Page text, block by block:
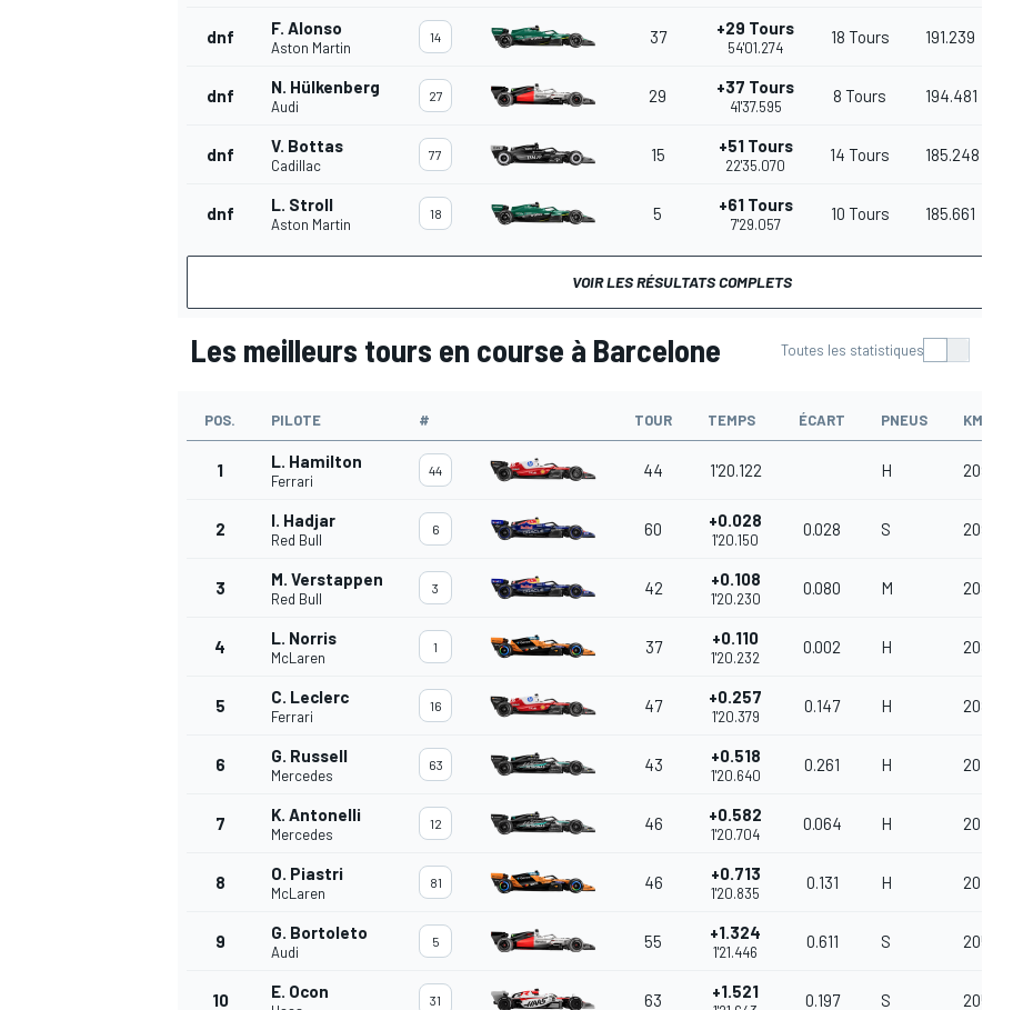
AUTRES CHAMPIONNATS
dnf F. Alonso
Aston Martin
14 37 +29 Tours
54'01.274
18 Tours 191.239
dnf N. Hülkenberg
Audi
27 29 +37 Tours
41'37.595
8 Tours 194.481
dnf V. Bottas
Cadillac
77 15 +51 Tours
22'35.070
14 Tours 185.248
dnf L. Stroll
Aston Martin
18 5 +61 Tours
7'29.057
10 Tours 185.661
VOIR LES RÉSULTATS COMPLETS
Les meilleurs tours en course à Barcelone Toutes les statistiques
POS. PILOTE # TOUR TEMPS ÉCART PNEUS KM/H
1 L. Hamilton
Ferrari
44 44 1'20.122 H 209.245
2 I. Hadjar
Red Bull
6 60 +0.028
1'20.150
0.028 S 209.172
3 M. Verstappen
Red Bull
3 42 +0.108
1'20.230
0.080 M 208.964
4 L. Norris
McLaren
1 37 +0.110
1'20.232
0.002 H 208.959
5 C. Leclerc
Ferrari
16 47 +0.257
1'20.379
0.147 H 208.576
6 G. Russell
Mercedes
63 43 +0.518
1'20.640
0.261 H 207.901
7 K. Antonelli
Mercedes
12 46 +0.582
1'20.704
0.064 H 207.736
8 O. Piastri
McLaren
81 46 +0.713
1'20.835
0.131 H 207.400
9 G. Bortoleto
Audi
5 55 +1.324
1'21.446
0.611 S 205.844
10 E. Ocon 31 63 +1.521 0.197 S 205.347